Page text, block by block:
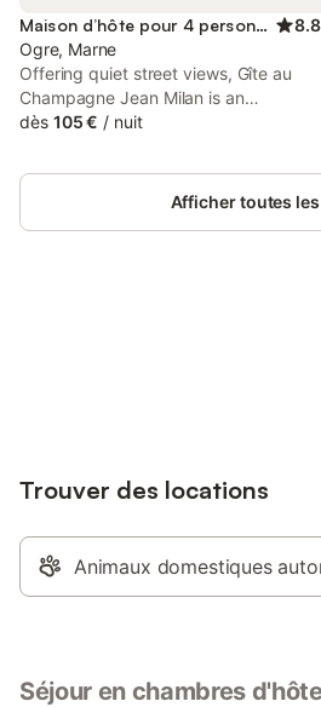
Maison d’hôte pour 4 personnes 8.8
Ogre, Marne
Offering quiet street views, Gîte au
Champagne Jean Milan is an
accommodation set in Oger, 38 km
Champagne Automobile Museum. It is
located 12 km from Epernay Train
dès 105 € / nuit
Afficher toutes
Trouver des locations
Animaux domestiques
Séjour en chambres